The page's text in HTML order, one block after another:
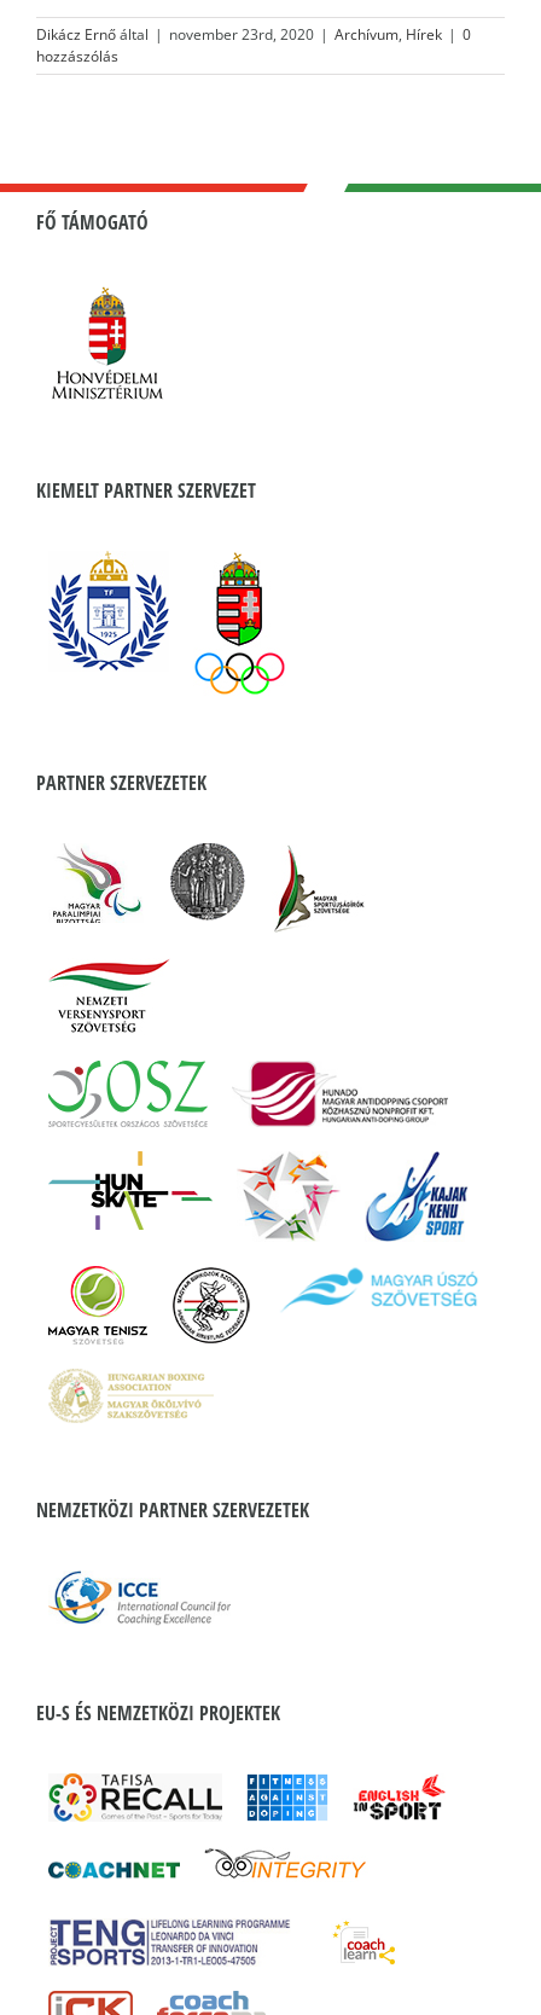
Dikácz Ernőáltal | november 23rd, 2020 | Archívum, Hírek | 0
hozzászólás
FŐ TÁMOGATÓ
KIEMELT PARTNER SZERVEZET
PARTNER SZERVEZETEK
NEMZETKÖZI PARTNER SZERVEZETEK
EU-S ÉS NEMZETKÖZI PROJEKTEK